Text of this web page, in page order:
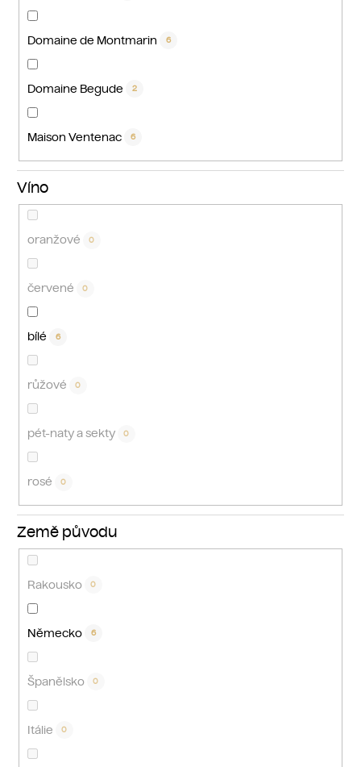
Domaine de Montmarin 6
Domaine Begude 2
Maison Ventenac 6
Víno
oranžové 0
červené 0
bílé 6
růžové 0
pét-naty a sekty 0
rosé 0
Země původu
Rakousko 0
Německo 6
Španělsko 0
Itálie 0